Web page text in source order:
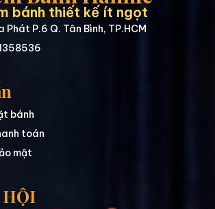
bánh thiết kế ít ngọt
P.6 Q. Tân Bình, TP.HCM
bánh
toán
mật
HỘI